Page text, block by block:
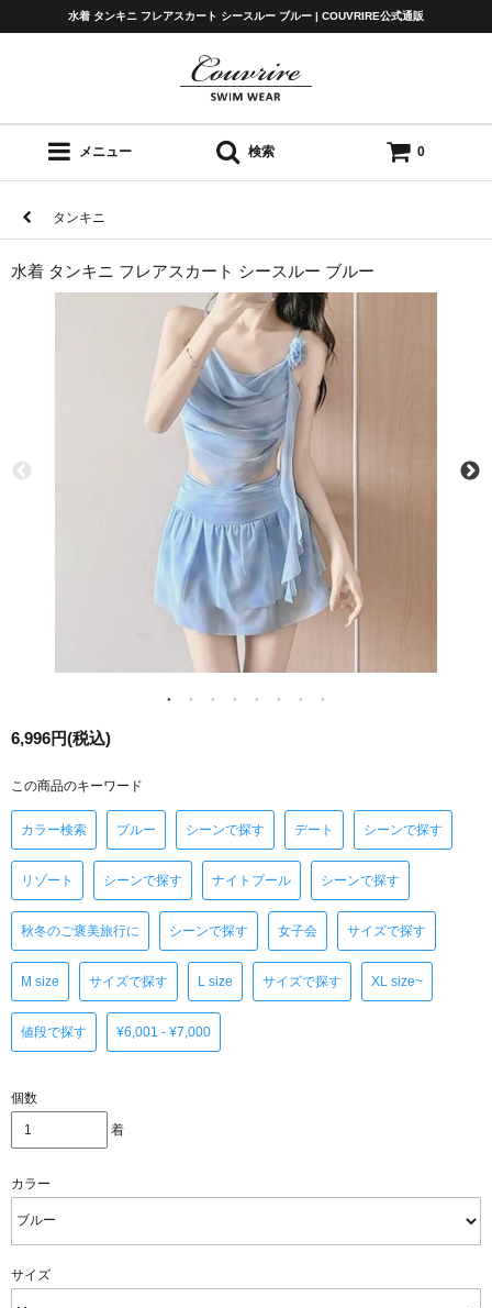
水着 タンキニ フレアスカート シースルー ブルー | COUVRIRE公式通販
メニュー 検索 0
タンキニ
水着 タンキニ フレアスカート シースルー ブルー
6,996円(税込)
この商品のキーワード
カラー検索 ブルー シーンで探す デート シーンで探す
リゾート シーンで探す ナイトプール シーンで探す
秋冬のご褒美旅行に シーンで探す 女子会 サイズで探す
M size サイズで探す L size サイズで探す XL size~
値段で探す ¥6,001 - ¥7,000
個数
着
カラー
サイズ